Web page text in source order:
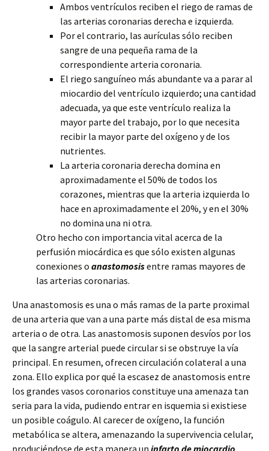
Ambos ventrículos reciben el riego de ramas de
las arterias coronarias derecha e izquierda.
Por el contrario, las aurículas sólo reciben
sangre de una pequeña rama de la
correspondiente arteria coronaria.
El riego sanguíneo más abundante va a parar al
miocardio del ventrículo izquierdo; una cantidad
adecuada, ya que este ventrículo realiza la
mayor parte del trabajo, por lo que necesita
recibir la mayor parte del oxígeno y de los
nutrientes.
La arteria coronaria derecha domina en
aproximadamente el 50% de todos los
corazones, mientras que la arteria izquierda lo
hace en aproximadamente el 20%, y en el 30%
no domina una ni otra.
Otro hecho con importancia vital acerca de la
perfusión miocárdica es que sólo existen algunas
conexiones o anastomosisentre ramas mayores de
las arterias coronarias.
Una anastomosis es una o más ramas de la parte proximal
de una arteria que van a una parte más distal de esa misma
arteria o de otra. Las anastomosis suponen desvíos por los
que la sangre arterial puede circular si se obstruye la vía
principal. En resumen, ofrecen circulación colateral a una
zona. Ello explica por qué la escasez de anastomosis entre
los grandes vasos coronarios constituye una amenaza tan
seria para la vida, pudiendo entrar en isquemia si existiese
un posible coágulo. Al carecer de oxígeno, la función
metabólica se altera, amenazando la supervivencia celular,
produciéndose de esta manera un infarto de miocardio